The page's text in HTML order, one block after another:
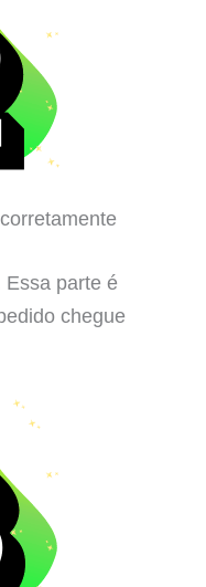
Essa parte é
chegue